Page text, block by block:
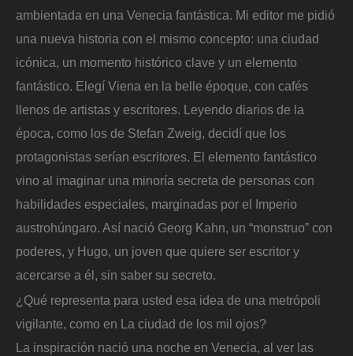
ambientada en una Venecia fantástica. Mi editor me pidió
una nueva historia con el mismo concepto: una ciudad
icónica, un momento histórico clave y un elemento
fantástico. Elegí Viena en la belle époque, con cafés
llenos de artistas y escritores. Leyendo diarios de la
época, como los de Stefan Zweig, decidí que los
protagonistas serían escritores. El elemento fantástico
vino al imaginar una minoría secreta de personas con
habilidades especiales, marginadas por el Imperio
austrohúngaro. Así nació Georg Kahn, un “monstruo” con
poderes, y Hugo, un joven que quiere ser escritor y
acercarse a él, sin saber su secreto.
¿Qué representa para usted esa idea de una metrópoli
vigilante, como en La ciudad de los mil ojos?
La inspiración nació una noche en Venecia, al ver las